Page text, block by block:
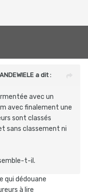
a dit :
avec un
avec finalement une
sont classés
sans classement ni
t-il.
qui dédouane
à lire